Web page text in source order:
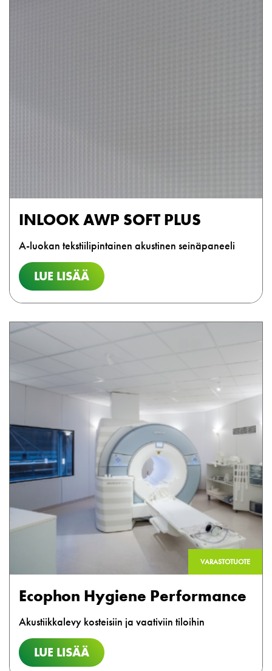
INLOOK AWP SOFT PLUS
A-luokan tekstiilipintainen akustinen seinäpaneeli
LUE LISÄÄ
VARASTOTUOTE
Ecophon Hygiene Performance
Akustiikkalevy kosteisiin ja vaativiin tiloihin
LUE LISÄÄ